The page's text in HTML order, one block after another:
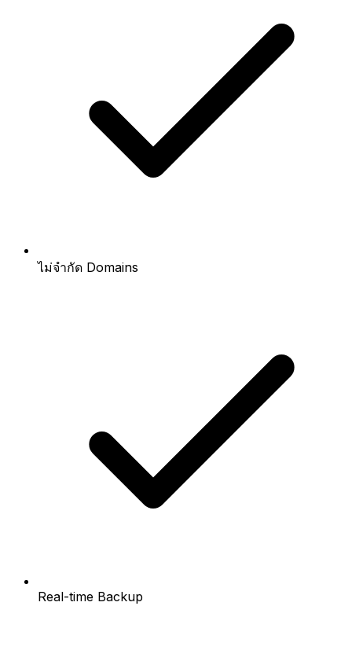
ไม่จำกัด Domains
Real-time Backup